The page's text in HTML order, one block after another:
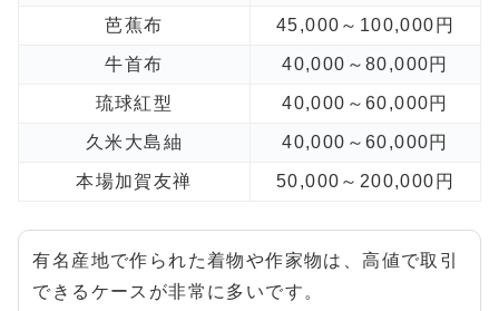
芭蕉布 45,000～100,000円
牛首布 40,000～80,000円
琉球紅型 40,000～60,000円
久米大島紬 40,000～60,000円
本場加賀友禅 50,000～200,000円
有名産地で作られた着物や作家物は、高値で取引
できるケースが非常に多いです。